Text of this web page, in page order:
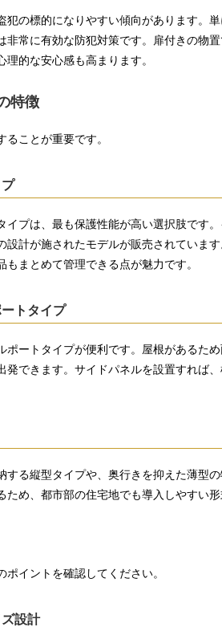
の標的になりやすい傾向があります。
常に有効な防犯対策です。扉付きの物
的な安心感も高まります。
特徴
ことが重要です。
プは、最も保護性能が高い選択肢です
計が施されたモデルが販売されていま
まとめて管理できる点が魅力です。
トタイプ
ートタイプが便利です。屋根があるため
できます。サイドパネルを設置すれば
る縦型タイプや、奥行きを抑えた薄型
め、都市部の住宅地でも導入しやすい形
イントを確認してください。
設計